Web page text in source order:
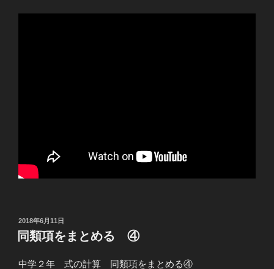
投
稿
日:
2018年6月11日
同類項をまとめる ④
中学２年 式の計算 同類項をまとめる④